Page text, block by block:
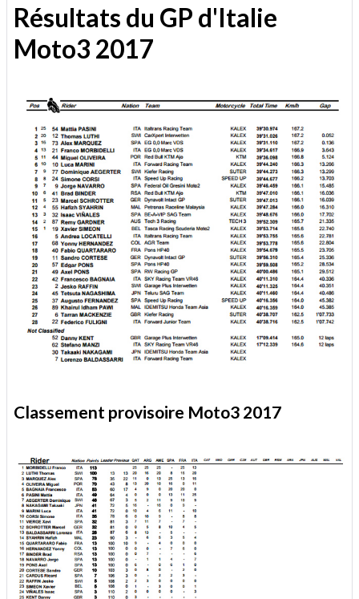
Résultats du GP d'Italie
Moto3 2017
Classement provisoire Moto3 2017